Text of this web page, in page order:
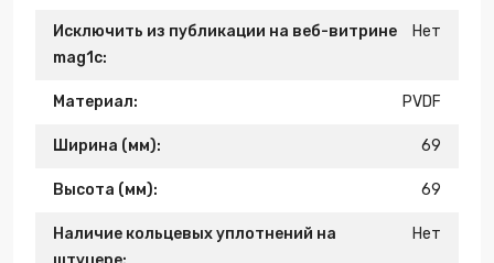
Исключить из публикации на веб-витрине
mag1c:
Нет
Материал: PVDF
Ширина (мм): 69
Высота (мм): 69
Наличие кольцевых уплотнений на
Нет